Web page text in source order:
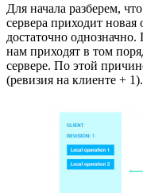
Для начала разберем,
сервера приходит
достаточно однозначно.
нам приходят в том
сервере. По этой
(ревизия на клиенте + 1).